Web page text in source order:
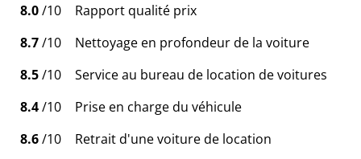
8.0/10
Rapport qualité prix
8.7/10
Nettoyage en profondeur de la voiture
8.5/10
Service au bureau de location de voitures
8.4/10
Prise en charge du véhicule
8.6/10 Retrait d'une voiture de location